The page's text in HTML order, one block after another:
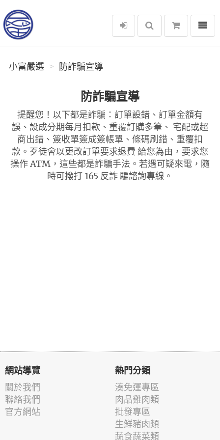
小富嚴選
選單
小富嚴選 防詐騙宣導
防詐騙宣導
提醒您！以下都是詐騙：訂單設錯、訂單金額有
誤、設成分期每月扣款、重覆訂購多筆、 宅配或超
商出錯、簽收單簽成簽帳單、條碼刷錯、重覆扣
款。歹徒會以更改訂單要求退費 給您為由，要求您
操作 ATM，這些都是詐騙手法。若遇可疑來電，隨
時可撥打 165 反詐 騙諮詢專線。
網站導覽
關於我們
聯絡我們
官方網站
熱門分類
湊免運專區
肉品雞肉類
批發專區
生鮮豬肉類
蔬食蔬菜類